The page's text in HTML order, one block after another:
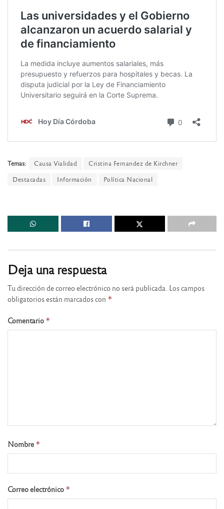
Temas: Causa Vialidad
Cristina Fernandez de Kirchner
Destacadas
Información Política Nacional
Deja una respuesta
Tu dirección de correo electrónico no será publicada. Los campos
obligatorios están marcados con *
Comentario *
Nombre *
Correo electrónico *